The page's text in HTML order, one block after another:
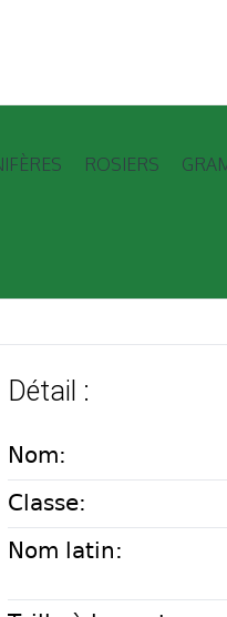
ROSIERS
Détail :
Nom:
Classe:
Nom latin: